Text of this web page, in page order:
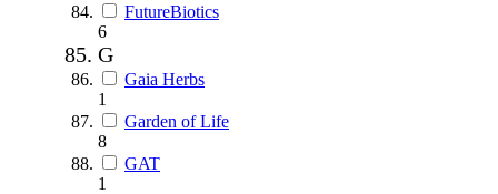
FutureBiotics
6
G
Gaia Herbs
1
Garden of Life
8
GAT
1